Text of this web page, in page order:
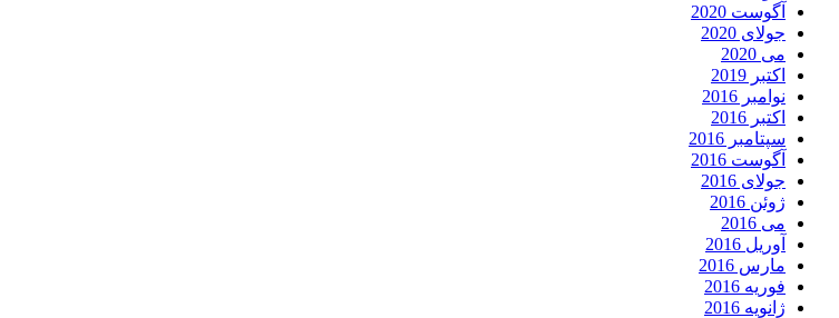
آگوست 2020
جولای 2020
می 2020
اکتبر 2019
نوامبر 2016
اکتبر 2016
سپتامبر 2016
آگوست 2016
جولای 2016
ژوئن 2016
می 2016
آوریل 2016
مارس 2016
فوریه 2016
ژانویه 2016